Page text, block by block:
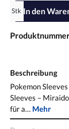
Produkt Anzahl:
Stk In den
Beschreibung
Pokemon
Sleeves –
für a… Mehr